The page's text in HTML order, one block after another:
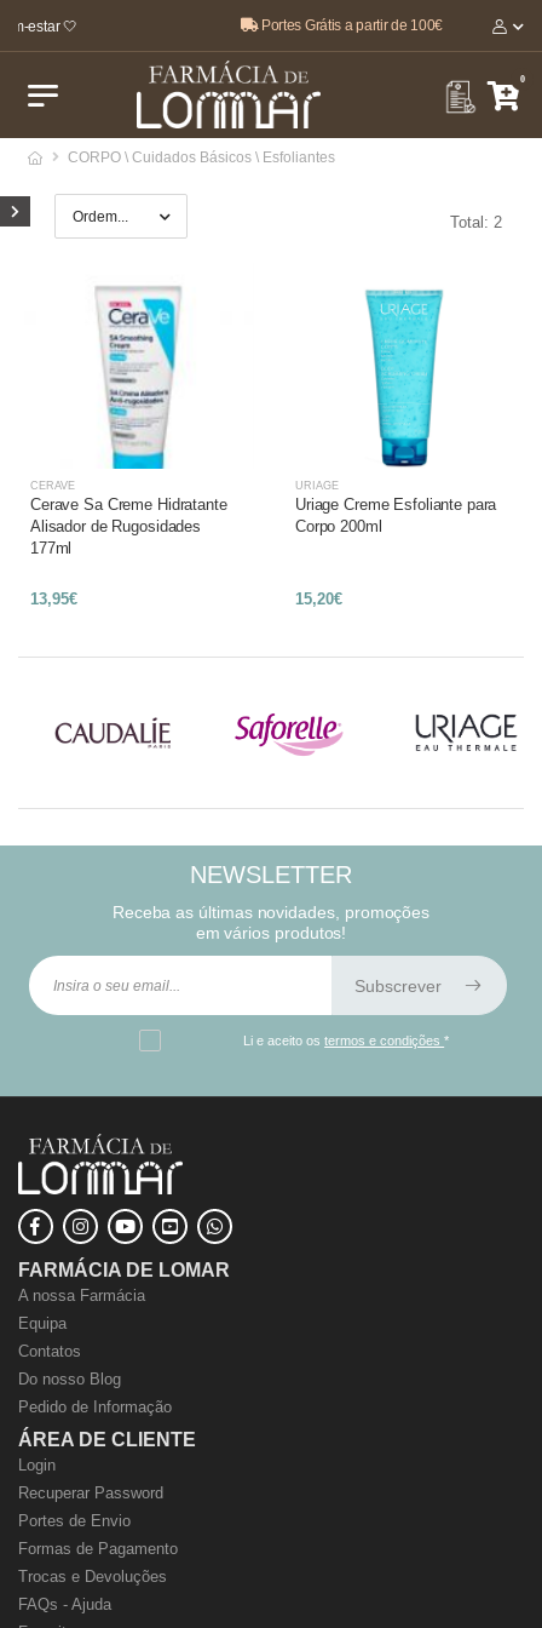
estar 🤍 Portes Grátis a partir de 100€
0
CORPO \ Cuidados Básicos \ Esfoliantes
Total: 2
CERAVE
Cerave Sa Creme Hidratante
Alisador de Rugosidades
177ml
13,95€
URIAGE
Uriage Creme Esfoliante para
Corpo 200ml
15,20€
NEWSLETTER
Receba as últimas novidades, promoções
em vários produtos!
Subscrever
Li e aceito ostermos e condições*
FARMÁCIA DE LOMAR
A nossa Farmácia
Equipa
Contatos
Do nosso Blog
Pedido de Informação
ÁREA DE CLIENTE
Login
Recuperar Password
Portes de Envio
Formas de Pagamento
Trocas e Devoluções
FAQs - Ajuda